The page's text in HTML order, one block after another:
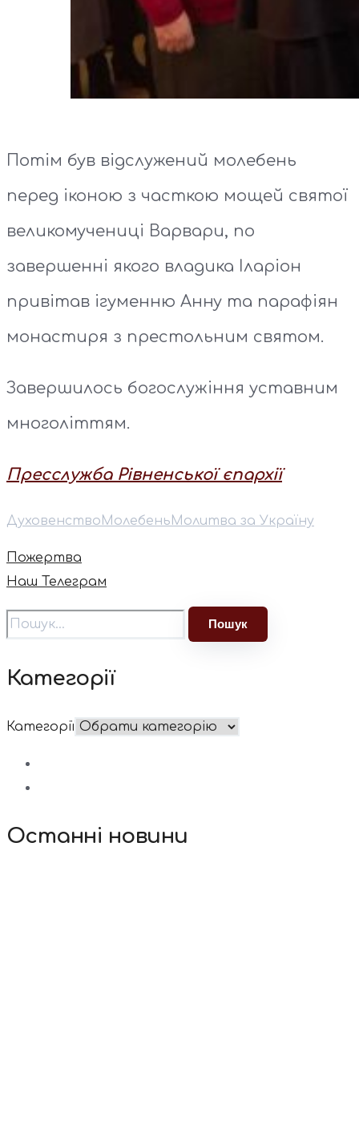
Потім був відслужений молебень
перед іконою з часткою мощей святої
великомучениці Варвари, по
завершенні якого владика Іларіон
привітав ігуменню Анну та парафіян
монастиря з престольним святом.
Завершилось богослужіння уставним
многоліттям.
Пресслужба Рівненської єпархії
Духовенство Молебень Молитва за Україну
Пожертва
Наш Телеграм
Категорії
Категорії
Останні новини